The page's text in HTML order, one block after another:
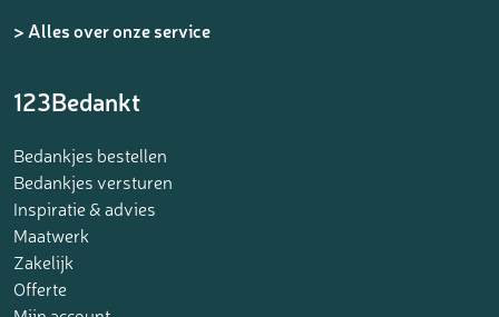
> Alles over onze service
123Bedankt
Bedankjes bestellen
Bedankjes versturen
Inspiratie & advies
Maatwerk
Zakelijk
Offerte